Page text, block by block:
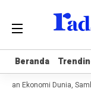
Beranda
Beranda
Ekonomi Dunia,